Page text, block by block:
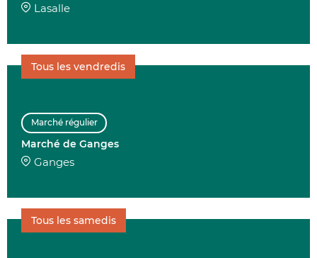
Lasalle
Marché régulier
Marché de Ganges
Ganges
Tous les vendredis
Tous les samedis